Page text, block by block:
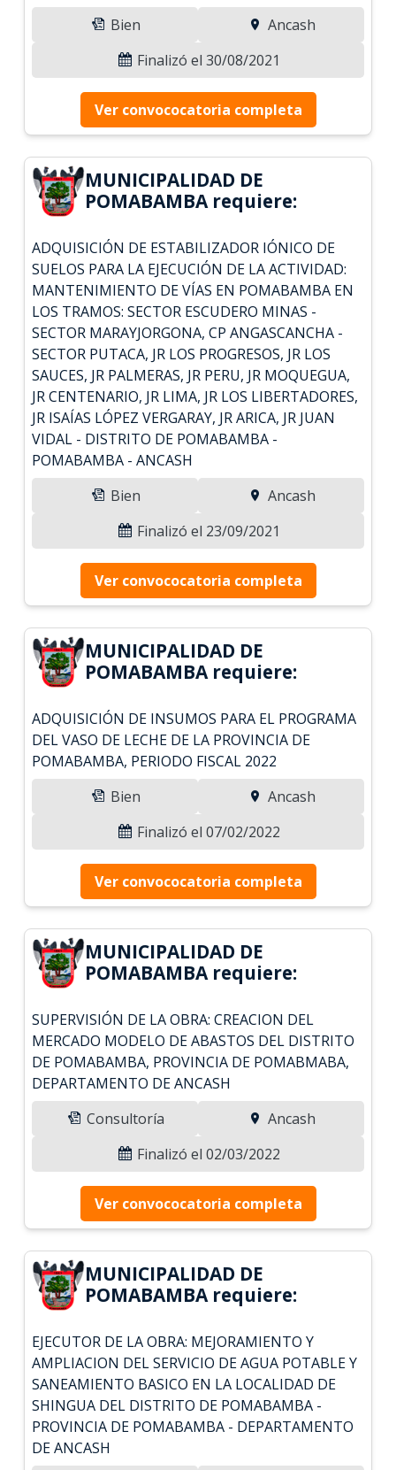
Bien
Ancash
Finalizó el 30/08/2021
Ver convococatoria completa
MUNICIPALIDAD DE
POMABAMBA requiere:
ADQUISICIÓN DE ESTABILIZADOR IÓNICO DE
SUELOS PARA LA EJECUCIÓN DE LA ACTIVIDAD:
MANTENIMIENTO DE VÍAS EN POMABAMBA EN
LOS TRAMOS: SECTOR ESCUDERO MINAS -
SECTOR MARAYJORGONA, CP ANGASCANCHA -
SECTOR PUTACA, JR LOS PROGRESOS, JR LOS
SAUCES, JR PALMERAS, JR PERU, JR MOQUEGUA,
JR CENTENARIO, JR LIMA, JR LOS LIBERTADORES,
JR ISAÍAS LÓPEZ VERGARAY, JR ARICA, JR JUAN
VIDAL - DISTRITO DE POMABAMBA -
POMABAMBA - ANCASH
Bien
Ancash
Finalizó el 23/09/2021
Ver convococatoria completa
MUNICIPALIDAD DE
POMABAMBA requiere:
ADQUISICIÓN DE INSUMOS PARA EL PROGRAMA
DEL VASO DE LECHE DE LA PROVINCIA DE
POMABAMBA, PERIODO FISCAL 2022
Bien
Ancash
Finalizó el 07/02/2022
Ver convococatoria completa
MUNICIPALIDAD DE
POMABAMBA requiere:
SUPERVISIÓN DE LA OBRA: CREACION DEL
MERCADO MODELO DE ABASTOS DEL DISTRITO
DE POMABAMBA, PROVINCIA DE POMABMABA,
DEPARTAMENTO DE ANCASH
Consultoría
Ancash
Finalizó el 02/03/2022
Ver convococatoria completa
MUNICIPALIDAD DE
POMABAMBA requiere:
EJECUTOR DE LA OBRA: MEJORAMIENTO Y
AMPLIACION DEL SERVICIO DE AGUA POTABLE Y
SANEAMIENTO BASICO EN LA LOCALIDAD DE
SHINGUA DEL DISTRITO DE POMABAMBA -
PROVINCIA DE POMABAMBA - DEPARTAMENTO
DE ANCASH